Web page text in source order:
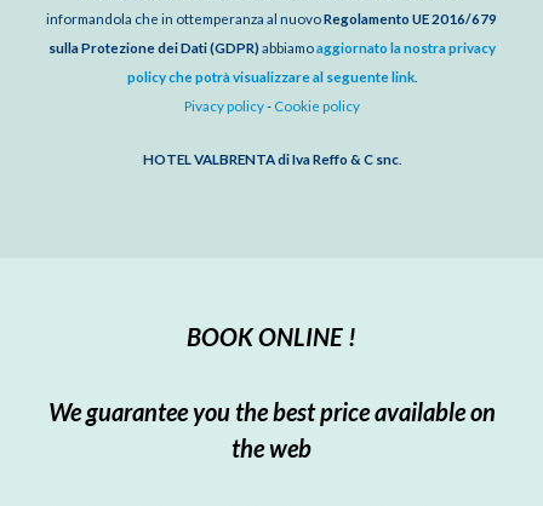
informandola che in ottemperanza al nuovoRegolamento UE 2016/679
sulla Protezione dei Dati (GDPR)abbiamoaggiornato la nostra privacy
policy che potrà visualizzare al seguente link.
Pivacy policy- Cookie policy
HOTEL VALBRENTA di Iva Reffo & C snc.
BOOK ONLINE !
We guarantee you the best price available on
the web